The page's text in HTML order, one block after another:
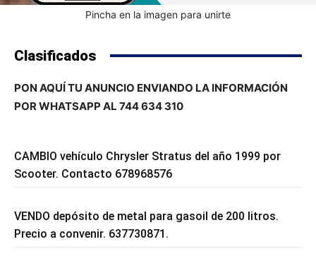
Pincha en la imagen para unirte
Clasificados
PON AQUÍ TU ANUNCIO ENVIANDO LA INFORMACIÓN
POR WHATSAPP AL 744 634 310
CAMBIO vehículo Chrysler Stratus del año 1999 por
Scooter. Contacto 678968576
VENDO depósito de metal para gasoil de 200 litros.
Precio a convenir. 637730871.